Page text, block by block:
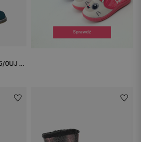
Kozaki BARTEK W-54735/0UJ w morskim odcieniu z kożuchem